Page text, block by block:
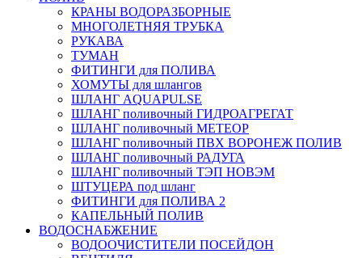
КРАНЫ ВОДОРАЗБОРНЫЕ
МНОГОЛЕТНЯЯ ТРУБКА
РУКАВА
ТУМАН
ФИТИНГИ для ПОЛИВА
ХОМУТЫ для шлангов
ШЛАНГ AQUAPULSE
ШЛАНГ поливочный ГИДРОАГРЕГАТ
ШЛАНГ поливочный МЕТЕОР
ШЛАНГ поливочный ПВХ ВОРОНЕЖ ПОЛИВ
ШЛАНГ поливочный РАДУГА
ШЛАНГ поливочный ТЭП НОВЭМ
ШТУЦЕРА под шланг
ФИТИНГИ для ПОЛИВА 2
КАПЕЛЬНЫЙ ПОЛИВ
ВОДОСНАБЖЕНИЕ
ВОДООЧИСТИТЕЛИ ПОСЕЙДОН